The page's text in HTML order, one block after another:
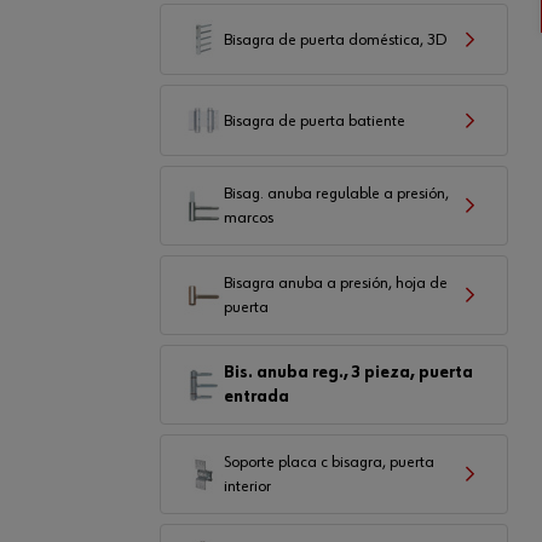
Bisagra de puerta doméstica, 3D
Bisagra de puerta batiente
Bisag. anuba regulable a presión,
marcos
Bisagra anuba a presión, hoja de
puerta
Bis. anuba reg., 3 pieza, puerta
entrada
Soporte placa c bisagra, puerta
interior